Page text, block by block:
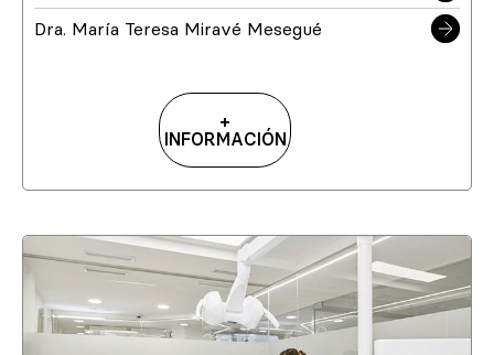
Dra. María Teresa Miravé Mesegué
+
INFORMACIÓN